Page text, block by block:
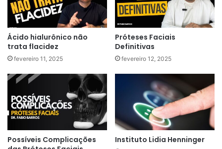
Ácido hialurônico não
trata flacidez
fevereiro 11, 2025
Próteses Faciais
Definitivas
fevereiro 12, 2025
Possíveis Complicações
Instituto Lidia Henninger